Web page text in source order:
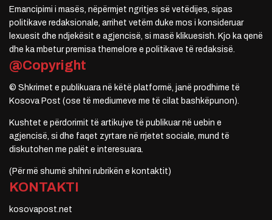
Emancipimi i masës, nëpërmjet ngritjes së vetëdijes, sipas
politikave redaksionale, arrihet vetëm duke mos i konsideruar
lexuesit dhe ndjekësit e agjencisë, si masë klikuesish. Kjo ka qenë
dhe ka mbetur premisa themelore e politikave të redaksisë.
@Copyright
© Shkrimet e publikuara në këtë platformë, janë prodhime të
Kosova Post (ose të mediumeve me të cilat bashkëpunon).
Kushtet e përdorimit të artikujve të publikuar në uebin e
agjencisë, si dhe faqet zyrtare në rrjetet sociale, mund të
diskutohen me palët e interesuara.
(Për më shumë shihni rubrikën e kontaktit)
KONTAKTI
kosovapost.net